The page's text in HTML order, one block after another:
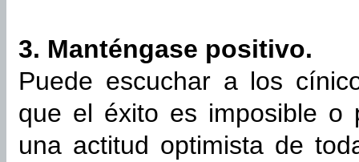
3. Manténgase positivo.
Puede escuchar a los
que el éxito es imposible
una actitud optimista de